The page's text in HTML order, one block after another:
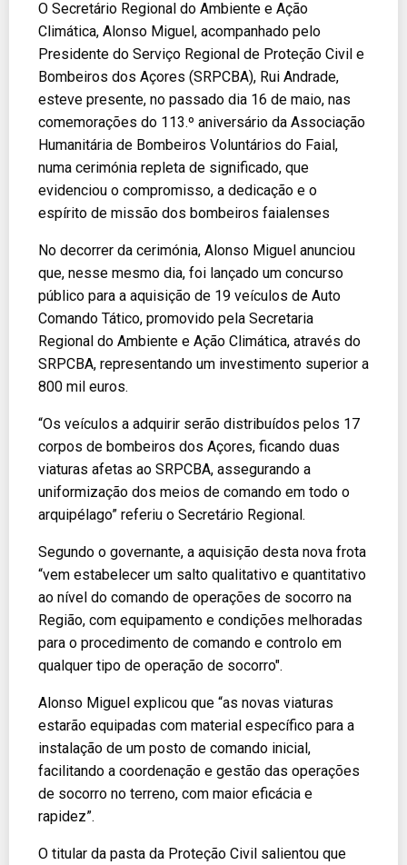
O Secretário Regional do Ambiente e Ação
Climática, Alonso Miguel, acompanhado pelo
Presidente do Serviço Regional de Proteção Civil e
Bombeiros dos Açores (SRPCBA), Rui Andrade,
esteve presente, no passado dia 16 de maio, nas
comemorações do 113.º aniversário da Associação
Humanitária de Bombeiros Voluntários do Faial,
numa cerimónia repleta de significado, que
evidenciou o compromisso, a dedicação e o
espírito de missão dos bombeiros faialenses
No decorrer da cerimónia, Alonso Miguel anunciou
que, nesse mesmo dia, foi lançado um concurso
público para a aquisição de 19 veículos de Auto
Comando Tático, promovido pela Secretaria
Regional do Ambiente e Ação Climática, através do
SRPCBA, representando um investimento superior a
800 mil euros.
“Os veículos a adquirir serão distribuídos pelos 17
corpos de bombeiros dos Açores, ficando duas
viaturas afetas ao SRPCBA, assegurando a
uniformização dos meios de comando em todo o
arquipélago” referiu o Secretário Regional.
Segundo o governante, a aquisição desta nova frota
“vem estabelecer um salto qualitativo e quantitativo
ao nível do comando de operações de socorro na
Região, com equipamento e condições melhoradas
para o procedimento de comando e controlo em
qualquer tipo de operação de socorro".
Alonso Miguel explicou que “as novas viaturas
estarão equipadas com material específico para a
instalação de um posto de comando inicial,
facilitando a coordenação e gestão das operações
de socorro no terreno, com maior eficácia e
rapidez”.
O titular da pasta da Proteção Civil salientou que